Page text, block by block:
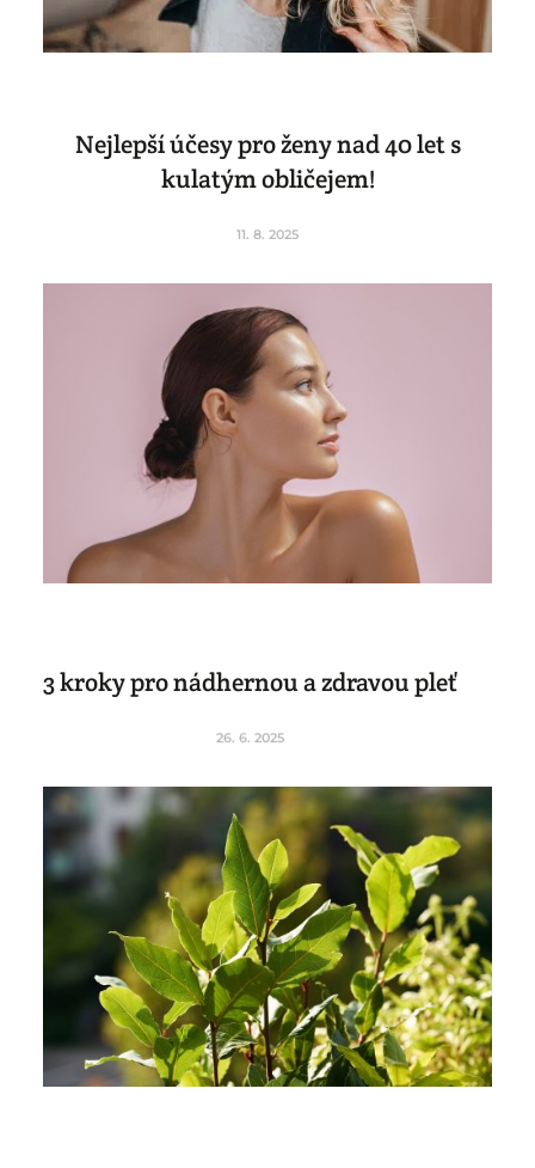
Nejlepší účesy pro ženy nad 40 let s
kulatým obličejem!
11. 8. 2025
3 kroky pro nádhernou a zdravou pleť
26. 6. 2025